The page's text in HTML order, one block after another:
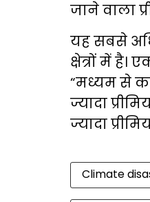
जाने वाला
यह सबसे
क्षेत्रों में
“मध्यम से
ज्यादा
ज्यादा
Climate